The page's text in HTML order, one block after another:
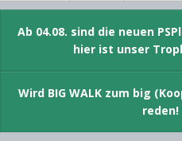
Ab 04.08. sind die neuen
hier ist unser
Wird BIG WALK zum big
reden!